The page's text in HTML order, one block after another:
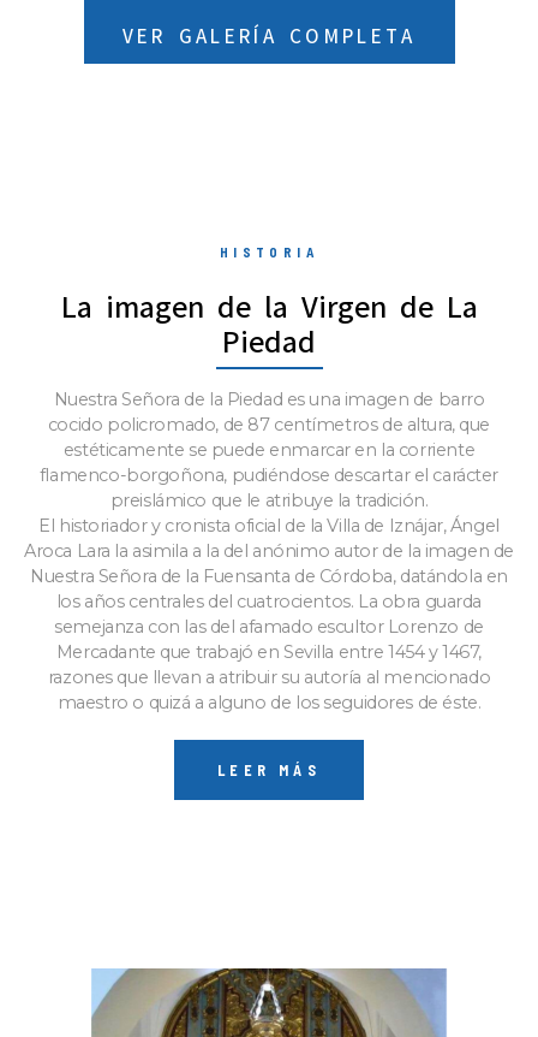
VER GALERÍA COMPLETA
HISTORIA
La imagen de la Virgen de La
Piedad
Nuestra Señora de la Piedad es una imagen de barro
cocido policromado, de 87 centímetros de altura, que
estéticamente se puede enmarcar en la corriente
flamenco-borgoñona, pudiéndose descartar el carácter
preislámico que le atribuye la tradición.
El historiador y cronista oficial de la Villa de Iznájar, Ángel
Aroca Lara la asimila a la del anónimo autor de la imagen de
Nuestra Señora de la Fuensanta de Córdoba, datándola en
los años centrales del cuatrocientos. La obra guarda
semejanza con las del afamado escultor Lorenzo de
Mercadante que trabajó en Sevilla entre 1454 y 1467,
razones que llevan a atribuir su autoría al mencionado
maestro o quizá a alguno de los seguidores de éste.
LEER MÁS